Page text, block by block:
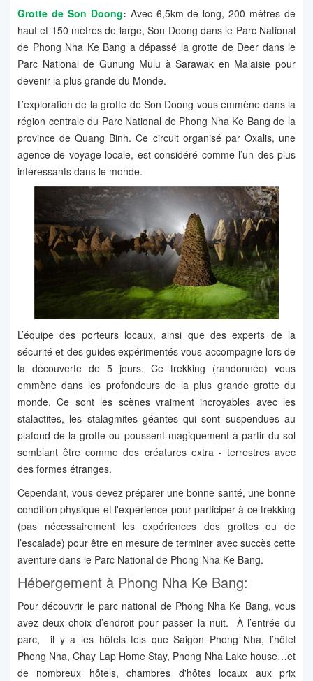
Grotte de Son Doong: Avec 6,5km de long, 200 mètres de
haut et 150 mètres de large, Son Doong dans le Parc National
de Phong Nha Ke Bang a dépassé la grotte de Deer dans le
Parc National de Gunung Mulu à Sarawak en Malaisie pour
devenir la plus grande du Monde.
L’exploration de la grotte de Son Doong vous emmène dans la
région centrale du Parc National de Phong Nha Ke Bang de la
province de Quang Binh. Ce circuit organisé par Oxalis, une
agence de voyage locale, est considéré comme l’un des plus
intéressants dans le monde.
L’équipe des porteurs locaux, ainsi que des experts de la
sécurité et des guides expérimentés vous accompagne lors de
la découverte de 5 jours. Ce trekking (randonnée) vous
emmène dans les profondeurs de la plus grande grotte du
monde. Ce sont les scènes vraiment incroyables avec les
stalactites, les stalagmites géantes qui sont suspendues au
plafond de la grotte ou poussent magiquement à partir du sol
semblant être comme des créatures extra - terrestres avec
des formes étranges.
Cependant, vous devez préparer une bonne santé, une bonne
condition physique et l'expérience pour participer à ce trekking
(pas nécessairement les expériences des grottes ou de
l’escalade) pour être en mesure de terminer avec succès cette
aventure dans le Parc National de Phong Nha Ke Bang.
Hébergement à Phong Nha Ke Bang:
Pour découvrir le parc national de Phong Nha Ke Bang, vous
avez deux choix d’endroit pour passer la nuit. À l’entrée du
parc, il y a les hôtels tels que Saigon Phong Nha, l’hôtel
Phong Nha, Chay Lap Home Stay, Phong Nha Lake house…et
de nombreux hôtels, chambres d'hôtes locaux aux prix